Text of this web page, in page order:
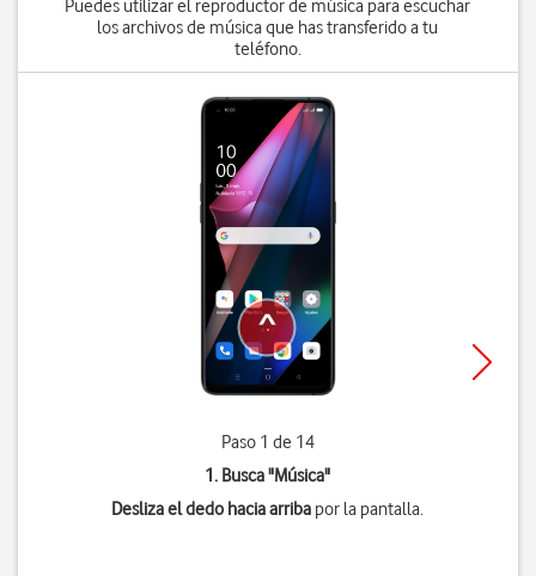
Puedes utilizar el reproductor de música para escuchar
los archivos de música que has transferido a tu
teléfono.
Paso 1 de 14
1. Busca "Música"
Desliza el dedo hacia arriba por la pantalla.